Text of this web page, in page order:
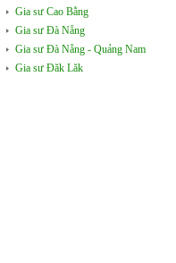
Gia sư Cao Bằng
Gia sư Đà Nẵng
Gia sư Đà Nẵng - Quảng Nam
Gia sư Đăk Lăk